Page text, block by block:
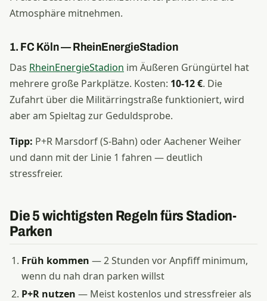
Atmosphäre mitnehmen.
1. FC Köln — RheinEnergieStadion
Das RheinEnergieStadion im Äußeren Grüngürtel hat
mehrere große Parkplätze. Kosten: 10-12 €. Die
Zufahrt über die Militärringstraße funktioniert, wird
aber am Spieltag zur Geduldsprobe.
Tipp: P+R Marsdorf (S-Bahn) oder Aachener Weiher
und dann mit der Linie 1 fahren — deutlich
stressfreier.
Die 5 wichtigsten Regeln fürs Stadion-
Parken
Früh kommen — 2 Stunden vor Anpfiff minimum,
wenn du nah dran parken willst
P+R nutzen — Meist kostenlos und stressfreier als